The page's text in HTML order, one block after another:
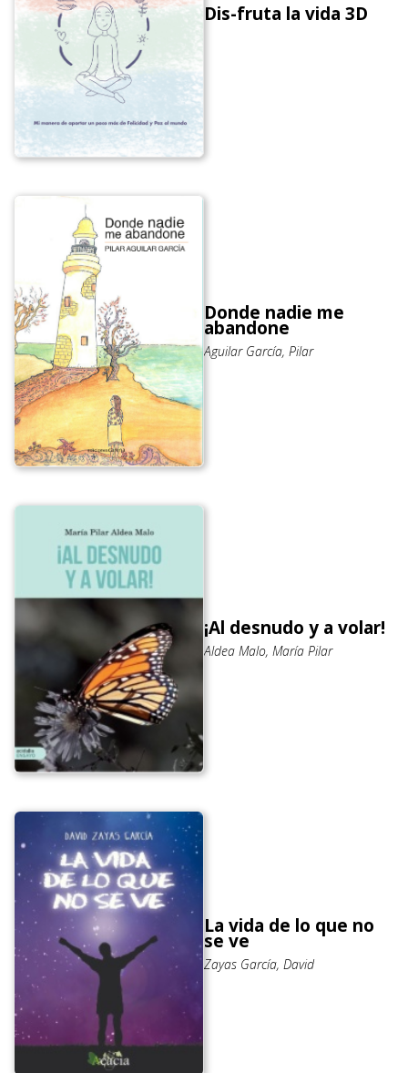
Dis-fruta la vida 3D
Donde nadie me
abandone
Aguilar García, Pilar
¡Al desnudo y a volar!
Aldea Malo, María Pilar
La vida de lo que no
se ve
Zayas García, David